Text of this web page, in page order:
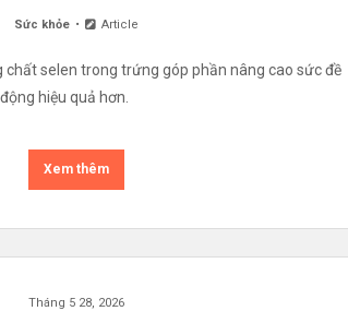
Sức khỏe Article
chất selen trong trứng góp phần nâng cao sức đề
hiệu quả hơn.
Xem thêm
Tháng 5 28, 2026